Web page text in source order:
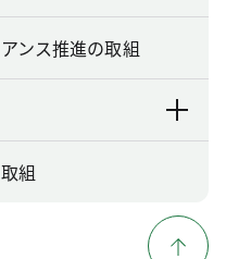
ンス推進の取組
組